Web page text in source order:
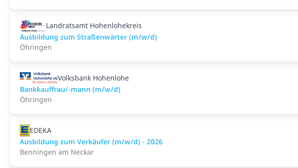
Landratsamt Hohenlohekreis
Ausbildung zum Straßenwärter (m/w/d)
Öhringen
Volksbank Hohenlohe
Bankkauffrau/-mann (m/w/d)
Öhringen
EDEKA
Ausbildung zum Verkäufer (m/w/d) - 2026
Benningen am Neckar